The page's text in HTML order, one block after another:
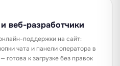
веб-разработчики
поддержки на сайт:
чата и панели оператора в
готова к загрузке без правок